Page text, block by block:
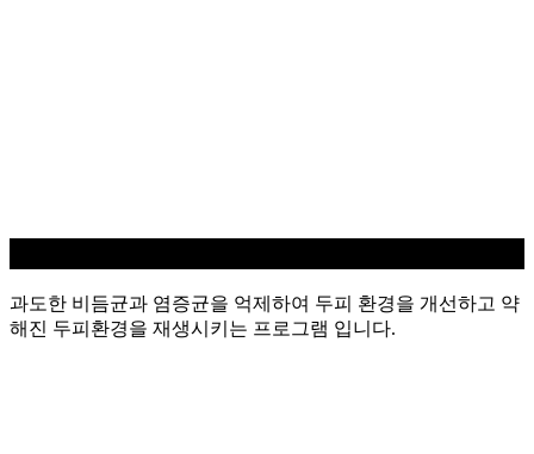
과도한 비듬균과 염증균을 억제하여 두피 환경을 개선하고 약
해진 두피환경을 재생시키는 프로그램 입니다.